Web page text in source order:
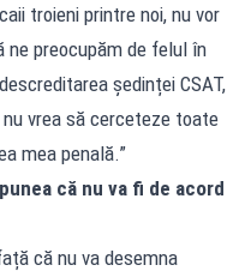
troieni printre noi, nu vor
ne preocupăm de felul în
ședinței CSAT,
vrea să cerceteze toate
mea penală.”
că nu va fi de acord
că nu va desemna